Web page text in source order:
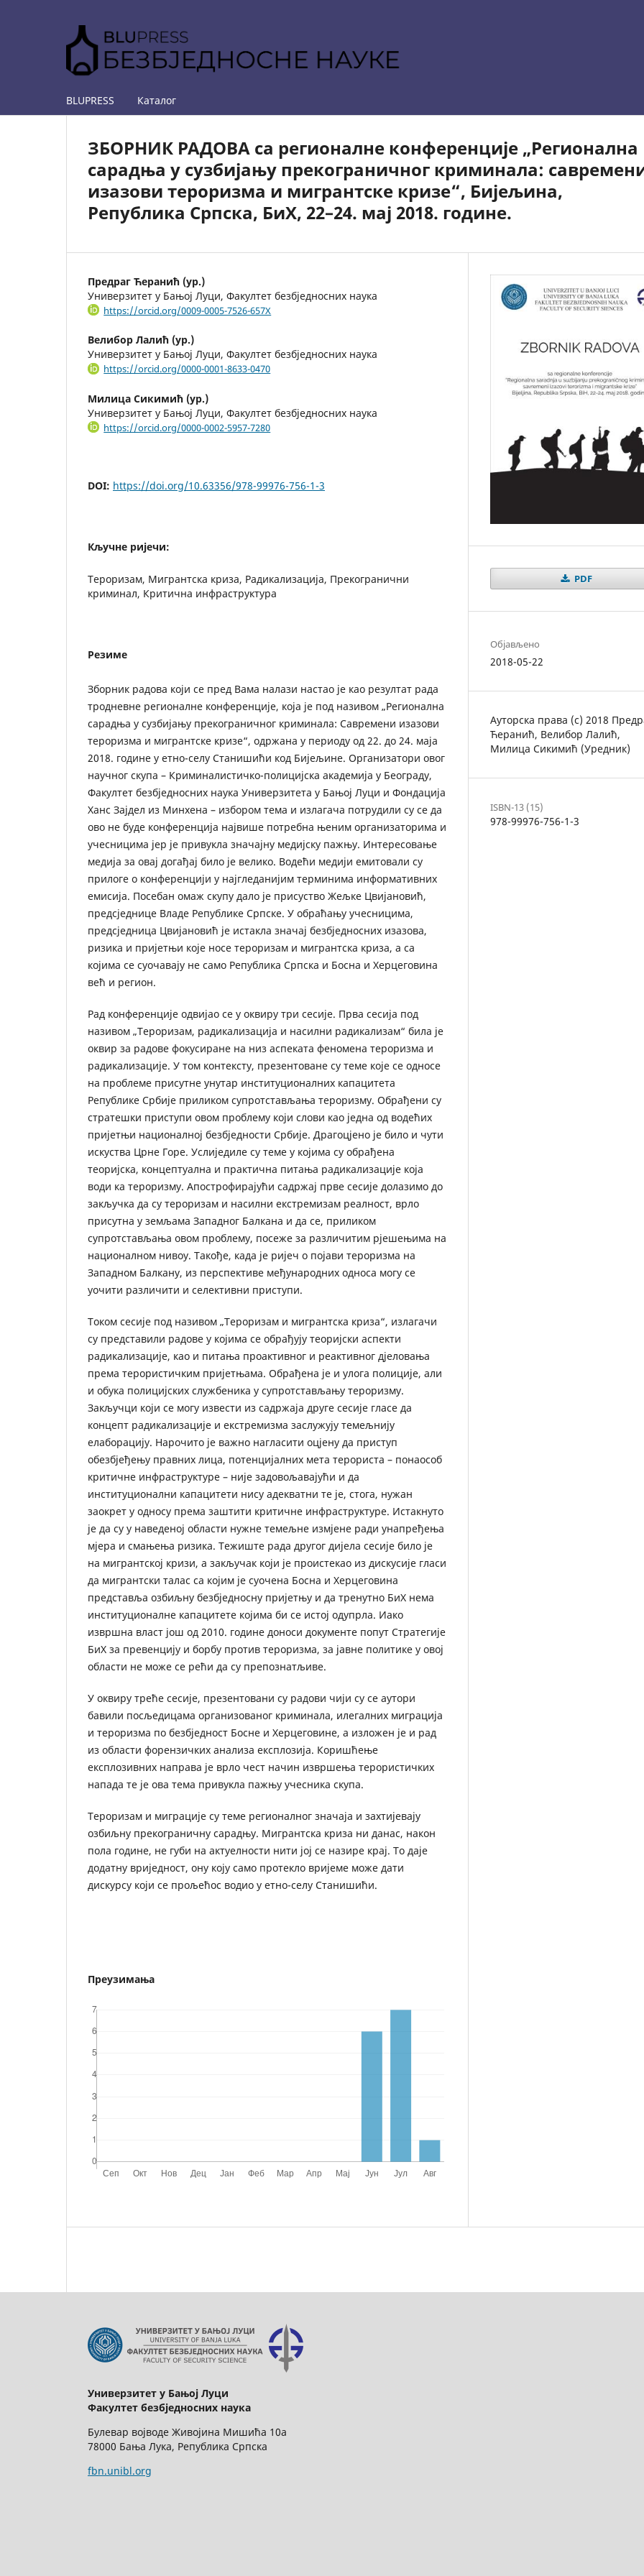
BLUPRESS Каталог
ЗБОРНИК РАДОВА са регионалне конференције „Регионална
сарадња у сузбијању прекограничног криминала:
изазови тероризма и мигрантске кризе“, Бијељина,
Република Српска, БиХ, 22–24. мај 2018. године.
Предраг Ћеранић (ур.)
Универзитет у Бањој Луци, Факултет безбједносних наука
https://orcid.org/0009-0005-7526-657X
Велибор Лалић (ур.)
Универзитет у Бањој Луци, Факултет безбједносних наука
https://orcid.org/0000-0001-8633-0470
Милица Сикимић (ур.)
Универзитет у Бањој Луци, Факултет безбједносних наука
https://orcid.org/0000-0002-5957-7280
DOI: https://doi.org/10.63356/978-99976-756-1-3
Кључне ријечи:
Тероризам, Мигрантска криза, Радикализација, Прекогранични
криминал, Критична инфраструктура
Резиме
Зборник радова који се пред Вама налази настао је као резултат рада
тродневне регионалне конференције, која је под називом „Регионална
сарадња у сузбијању прекограничног криминала: Савремени изазови
тероризма и мигрантске кризе“, одржана у периоду од 22. до 24. маја
2018. године у етно-селу Станишићи код Бијељине. Организатори овог
научног скупа – Криминалистичко-полицијска академија у Београду,
Факултет безбједносних наука Универзитета у Бањој Луци и Фондација
Ханс Зајдел из Минхена – избором тема и излагача потрудили су се да
ово не буде конференција највише потребна њеним организаторима и
учесницима јер је привукла значајну медијску пажњу. Интересовање
медија за овај догађај било је велико. Водећи медији емитовали су
прилоге о конференцији у најгледанијим терминима информативних
емисија. Посебан омаж скупу дало је присуство Жељке Цвијановић,
предсједнице Владе Републике Српске. У обраћању учесницима,
предсједница Цвијановић је истакла значај безбједносних изазова,
ризика и пријетњи које носе тероризам и мигрантска криза, а са
којима се суочавају не само Република Српска и Босна и Херцеговина
већ и регион.
Рад конференције одвијао се у оквиру три сесије. Прва сесија под
називом „Тероризам, радикализација и насилни радикализам“ била је
оквир за радове фокусиране на низ аспеката феномена тероризма и
радикализације. У том контексту, презентоване су теме које се односе
на проблеме присутне унутар институционалних капацитета
Републике Србије приликом супротстављања тероризму. Обрађени су
стратешки приступи овом проблему који слови као једна од водећих
пријетњи националној безбједности Србије. Драгоцјено је било и чути
искуства Црне Горе. Услиједиле су теме у којима су обрађена
теоријска, концептуална и практична питања радикализације која
води ка тероризму. Апострофирајући садржај прве сесије долазимо до
закључка да су тероризам и насилни екстремизам реалност, врло
присутна у земљама Западног Балкана и да се, приликом
супротстављања овом проблему, посеже за различитим рјешењима на
националном нивоу. Такође, када је ријеч о појави тероризма на
Западном Балкану, из перспективе међународних односа могу се
уочити различити и селективни приступи.
Током сесије под називом „Тероризам и мигрантска криза“, излагачи
су представили радове у којима се обрађују теоријски аспекти
радикализације, као и питања проактивног и реактивног дјеловања
према терористичким пријетњама. Обрађена је и улога полиције, али
и обука полицијских службеника у супротстављању тероризму.
Закључци који се могу извести из садржаја друге сесије гласе да
концепт радикализације и екстремизма заслужују темељнију
елаборацију. Нарочито је важно нагласити оцјену да приступ
обезбјеђењу правних лица, потенцијалних мета терориста – понаособ
критичне инфраструктуре – није задовољавајући и да
институционални капацитети нису адекватни те је, стога, нужан
заокрет у односу према заштити критичне инфраструктуре. Истакнуто
је да су у наведеној области нужне темељне измјене ради унапређења
мјера и смањења ризика. Тежиште рада другог дијела сесије било је
на мигрантској кризи, а закључак који је проистекао из дискусије гласи
да мигрантски талас са којим је суочена Босна и Херцеговина
представља озбиљну безбједносну пријетњу и да тренутно БиХ нема
институционалне капацитете којима би се истој одупрла. Иако
извршна власт још од 2010. године доноси документе попут Стратегије
БиХ за превенцију и борбу против тероризма, за јавне политике у овој
области не може се рећи да су препознатљиве.
У оквиру треће сесије, презентовани су радови чији су се аутори
бавили посљедицама организованог криминала, илегалних миграција
и тероризма по безбједност Босне и Херцеговине, а изложен је и рад
из области форензичких анализа експлозија. Коришћење
експлозивних направа је врло чест начин извршења терористичких
напада те је ова тема привукла пажњу учесника скупа.
Тероризам и миграције су теме регионалног значаја и захтијевају
озбиљну прекограничну сарадњу. Мигрантска криза ни данас, након
пола године, не губи на актуелности нити јој се назире крај. То даје
додатну вриједност, ону коју само протекло вријеме може дати
дискурсу који се прољећос водио у етно-селу Станишићи.
Преузимања
PDF
Објављено
2018-05-22
Ауторска права (c) 2018
Ћеранић, Велибор Лалић,
Милица Сикимић (Уредник)
ISBN-13 (15)
978-99976-756-1-3
Универзитет у Бањој Луци
Факултет безбједносних наука
Булевар војводе Живојина Мишића 10а
78000 Бања Лука, Република Српска
fbn.unibl.org